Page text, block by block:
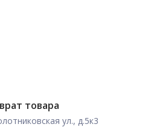
товара
ул., д.5к3